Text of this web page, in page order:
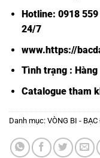
Hotline: 0918
24/7
www.https://
Tình trạng : Hàng
Catalogue tham
Danh mục: VÒNG BI -